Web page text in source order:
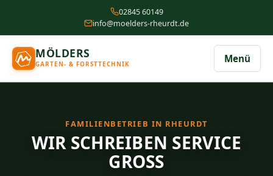
02845 60149
info@moelders-rheurdt.de
MÖLDERS
GARTEN- & FORSTTECHNIK Menü
FAMILIENBETRIEB IN RHEURDT
WIR SCHREIBEN SERVICE
GROSS